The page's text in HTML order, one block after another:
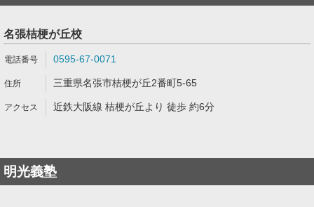
名張桔梗が丘校
0595-67-0071
三重県名張市桔梗が丘2番町5-65
近鉄大阪線 桔梗が丘より 徒歩 約6分
明光義塾